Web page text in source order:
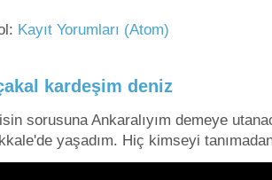
Kayıt Yorumları (Atom)
kardeşim deniz
sorusuna Ankaralıyım demeye
yaşadım. Hiç kimseyi